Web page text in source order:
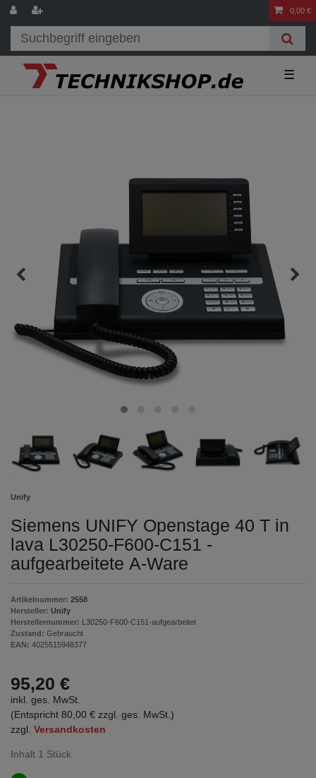
0,00 €
☰
Unify
Siemens UNIFY Openstage 40 T in
lava L30250-F600-C151 -
aufgearbeitete A-Ware
Artikelnummer: 2558
Hersteller: Unify
Herstellernummer: L30250-F600-C151-aufgearbeitet
Zustand: Gebraucht
EAN: 4025515948377
95,20 €
inkl. ges. MwSt.
(Entspricht 80,00 € zzgl. ges. MwSt.)
zzgl. Versandkosten
Inhalt 1 Stück